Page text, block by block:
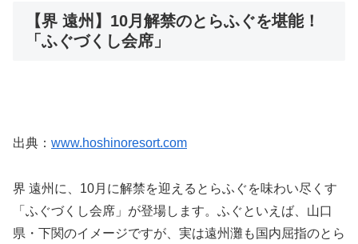
【界 遠州】10月解禁のとらふぐを堪能！
「ふぐづくし会席」
出典： www.hoshinoresort.com
界 遠州に、10月に解禁を迎えるとらふぐを味わい尽くす
「ふぐづくし会席」が登場します。ふぐといえば、山口
県・下関のイメージですが、実は遠州灘も国内屈指のとら